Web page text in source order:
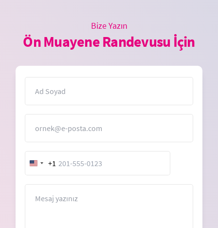
Bize Yazın
Ön Muayene Randevusu İçin
United
States
+1